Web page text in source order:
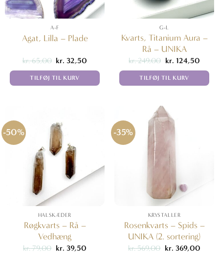
A-F
Agat, Lilla – Plade
kr.65,00 Den
pris
var:
kr. 32,50
TILFØJ TIL KURV
G-L
Kvarts, Titanium Aura –
Rå – UNIKA
kr.249,00 Den
pris
var:
kr. 124,50Den
pris
TILFØJ TIL KURV
-50%
HALSKÆDER
Røgkvarts – Rå –
Vedhæng
kr.79,00 Den
kr. 39,50Den
-35%
KRYSTALLER
Rosenkvarts – Spids –
UNIKA (2. sortering)
kr.569,00 Den
kr. 369,00Den